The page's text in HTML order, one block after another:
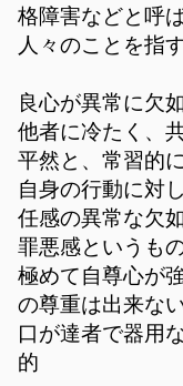
格障害などと呼
人々のことを指
良心が異常に欠
他者に冷たく、
平然と、常習的
自身の行動に対
任感の異常な欠如
罪悪感というも
極めて自尊心が
の尊重は出来な
口が達者で器用
的